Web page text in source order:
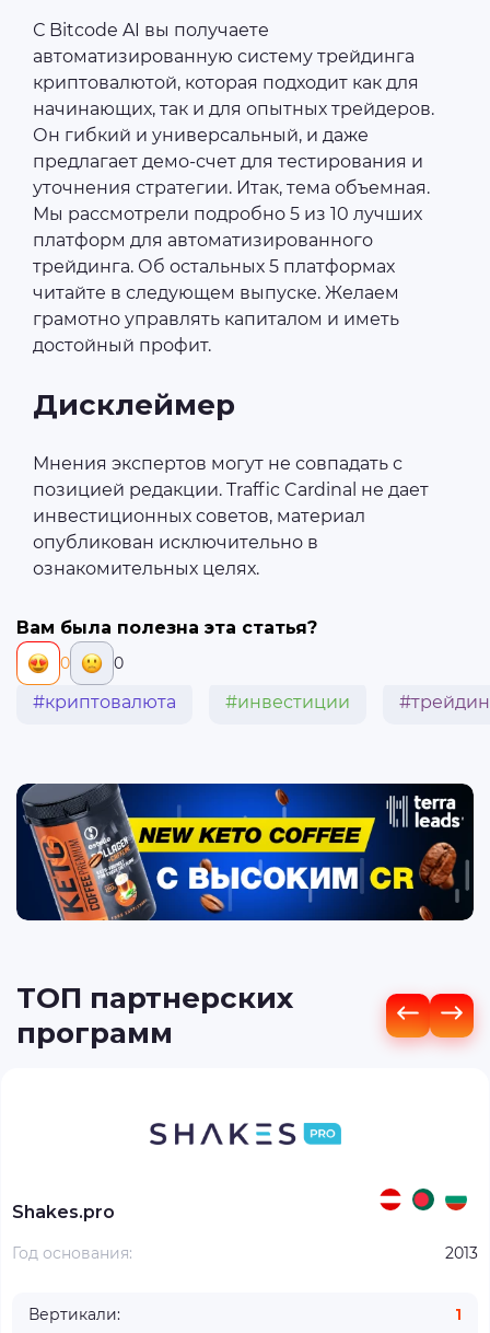
С Bitcode AI вы получаете
автоматизированную систему трейдинга
криптовалютой, которая подходит как для
начинающих, так и для опытных трейдеров.
Он гибкий и универсальный, и даже
предлагает демо-счет для тестирования и
уточнения стратегии. Итак, тема объемная.
Мы рассмотрели подробно 5 из 10 лучших
платформ для автоматизированного
трейдинга. Об остальных 5 платформах
читайте в следующем выпуске. Желаем
грамотно управлять капиталом и иметь
достойный профит.
Дисклеймер
Мнения экспертов могут не совпадать с
позицией редакции. Traffic Cardinal не дает
инвестиционных советов, материал
опубликован исключительно в
ознакомительных целях.
Вам была полезна эта статья?
0 0
#криптовалюта #инвестиции
ТОП партнерских
программ
Shakes.pro
Год основания: 2013
Вертикали:
1